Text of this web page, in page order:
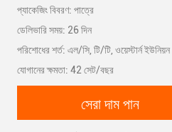
প্যাকেজিং বিবরণ: পাত্রে
ডেলিভারি সময়: 26 দিন
পরিশোধের শর্ত: এল/সি, টি/টি, ওয়েস্টার্ন ইউনিয়ন
যোগানের ক্ষমতা: 42 সেট/বছর
সেরা দাম পান